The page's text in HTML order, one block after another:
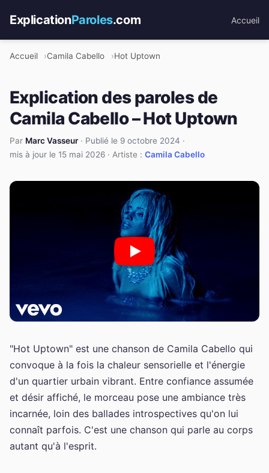
ExplicationParoles.com Accueil
Accueil Camila Cabello Hot Uptown
Explication des paroles de
Camila Cabello – Hot Uptown
Par Marc Vasseur· Publié le 9 octobre 2024 ·
mis à jour le 15 mai 2026 · Artiste : Camila Cabello
"Hot Uptown" est une chanson de Camila Cabello qui
convoque à la fois la chaleur sensorielle et l'énergie
d'un quartier urbain vibrant. Entre confiance assumée
et désir affiché, le morceau pose une ambiance très
incarnée, loin des ballades introspectives qu'on lui
connaît parfois. C'est une chanson qui parle au corps
autant qu'à l'esprit.